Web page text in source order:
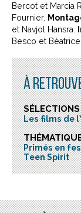
Bercot et Marcia
Fournier.
et Navjol Hansra.
Besco et Béatrice
À
Les films de
Primés en
Teen Spirit